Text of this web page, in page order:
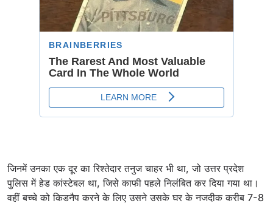
जिनमें उनका एक दूर का रिश्तेदार तनुज चाहर भी था, जो उत्तर प्रदेश
पुलिस में हेड कांस्टेबल था, जिसे काफी पहले निलंबित कर दिया गया था।
वहीं बच्चे को किडनैप करने के लिए उसने उसके घर के नजदीक करीब 7-8